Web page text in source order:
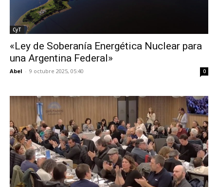
CyT
«Ley de Soberanía Energética Nuclear para
una Argentina Federal»
Abel - 9 octubre 2025, 05:40 0